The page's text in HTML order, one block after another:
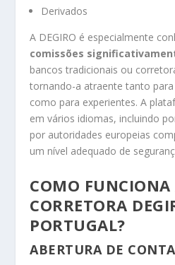
Derivados
A DEGIRO é especialmente
comissões
bancos tradicionais ou
tornando-a atraente tanto
como para experientes. A
em vários idiomas, incluindo
por autoridades europeias
um nível adequado de
COMO FUNCIONA
CORRETORA
PORTUGAL?
ABERTURA DE CONTA